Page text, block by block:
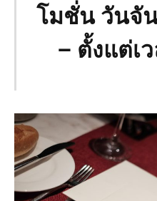
โมชั่น วันจั
– ตั้งแต่เ